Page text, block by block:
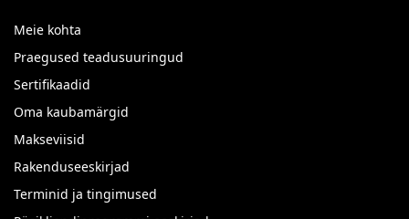
Meie kohta
Praegused teadusuuringud
Sertifikaadid
Oma kaubamärgid
Makseviisid
Rakenduseeskirjad
Terminid ja tingimused